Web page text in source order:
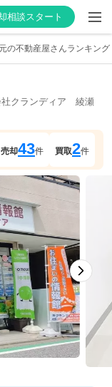
相談スタート
の不動産屋さんランキング
クランディア　綾瀬
売却43件 買取2件